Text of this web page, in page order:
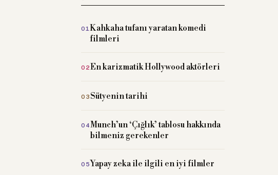
Kahkaha tufanı yaratan komedi
filmleri
En karizmatik Hollywood aktörleri
Sütyenin tarihi
Munch’un ‘Çığlık’ tablosu hakkında
bilmeniz gerekenler
Yapay zeka ile ilgili en iyi filmler